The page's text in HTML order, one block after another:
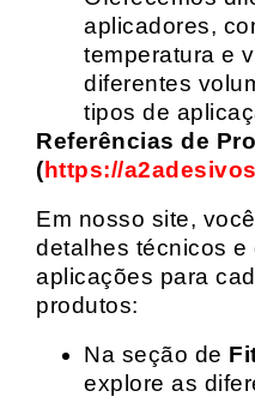
aplicadores,
temperatura e
diferentes
tipos de
Referências de
(https://
Em nosso site,
detalhes técnicos e
aplicações para
produtos:
Na seção de
explore as